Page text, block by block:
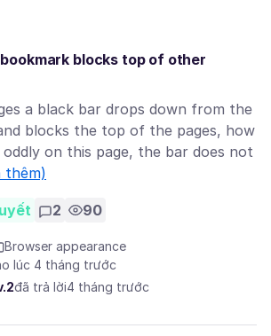
blocks top of other
a black bar drops down from the
blocks the top of the pages, how
on this page, the bar does not
thêm)
2 90
Browser appearance
lúc 4 tháng trước
đã trả lời4 tháng trước